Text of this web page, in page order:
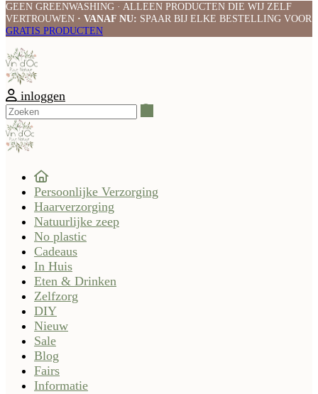
GEEN GREENWASHING · ALLEEN PRODUCTEN DIE WIJ ZELF
VERTROUWEN · VANAF NU: SPAAR BIJ ELKE BESTELLING VOOR
GRATIS PRODUCTEN
inloggen
Persoonlijke Verzorging
Haarverzorging
Natuurlijke zeep
No plastic
Cadeaus
In Huis
Eten & Drinken
Zelfzorg
DIY
Nieuw
Sale
Blog
Fairs
Informatie